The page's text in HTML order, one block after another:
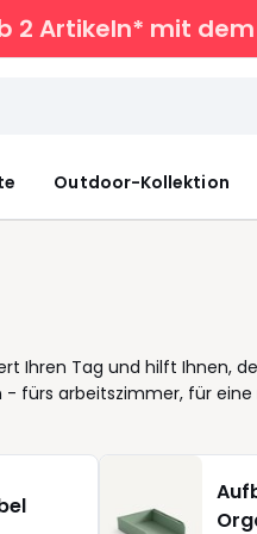
2 Artikeln* mit dem
Outdoor-Kollektion
Ihren Tag und hilft Ihnen,
fürs arbeitszimmer, für
Oberflächen
Akzente. Wer flexibel
zu arbeiten. Nutzen Sie